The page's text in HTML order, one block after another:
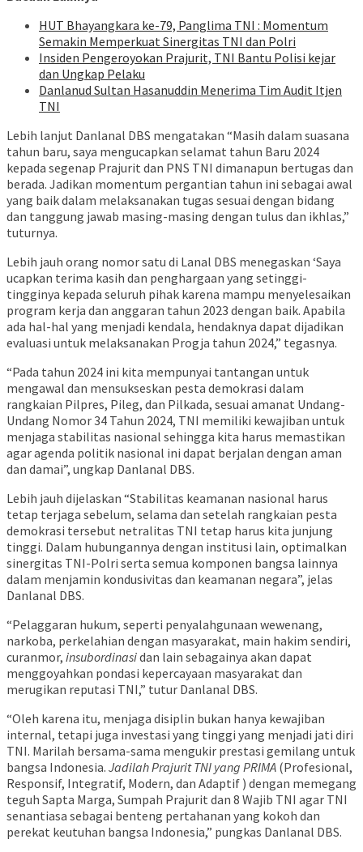
HUT Bhayangkara ke-79, Panglima TNI : Momentum
Semakin Memperkuat Sinergitas TNI dan Polri
Insiden Pengeroyokan Prajurit, TNI Bantu Polisi kejar
dan Ungkap Pelaku
Danlanud Sultan Hasanuddin Menerima Tim Audit Itjen
TNI
Lebih lanjut Danlanal DBS mengatakan “Masih dalam suasana
tahun baru, saya mengucapkan selamat tahun Baru 2024
kepada segenap Prajurit dan PNS TNI dimanapun bertugas dan
berada. Jadikan momentum pergantian tahun ini sebagai awal
yang baik dalam melaksanakan tugas sesuai dengan bidang
dan tanggung jawab masing-masing dengan tulus dan ikhlas,”
tuturnya.
Lebih jauh orang nomor satu di Lanal DBS menegaskan ‘Saya
ucapkan terima kasih dan penghargaan yang setinggi-
tingginya kepada seluruh pihak karena mampu menyelesaikan
program kerja dan anggaran tahun 2023 dengan baik. Apabila
ada hal-hal yang menjadi kendala, hendaknya dapat dijadikan
evaluasi untuk melaksanakan Progja tahun 2024,” tegasnya.
“Pada tahun 2024 ini kita mempunyai tantangan untuk
mengawal dan mensukseskan pesta demokrasi dalam
rangkaian Pilpres, Pileg, dan Pilkada, sesuai amanat Undang-
Undang Nomor 34 Tahun 2024, TNI memiliki kewajiban untuk
menjaga stabilitas nasional sehingga kita harus memastikan
agar agenda politik nasional ini dapat berjalan dengan aman
dan damai”, ungkap Danlanal DBS.
Lebih jauh dijelaskan “Stabilitas keamanan nasional harus
tetap terjaga sebelum, selama dan setelah rangkaian pesta
demokrasi tersebut netralitas TNI tetap harus kita junjung
tinggi. Dalam hubungannya dengan institusi lain, optimalkan
sinergitas TNI-Polri serta semua komponen bangsa lainnya
dalam menjamin kondusivitas dan keamanan negara”, jelas
Danlanal DBS.
“Pelaggaran hukum, seperti penyalahgunaan wewenang,
narkoba, perkelahian dengan masyarakat, main hakim sendiri,
curanmor, insubordinasidan lain sebagainya akan dapat
menggoyahkan pondasi kepercayaan masyarakat dan
merugikan reputasi TNI,” tutur Danlanal DBS.
“Oleh karena itu, menjaga disiplin bukan hanya kewajiban
internal, tetapi juga investasi yang tinggi yang menjadi jati diri
TNI. Marilah bersama-sama mengukir prestasi gemilang untuk
bangsa Indonesia. Jadilah Prajurit TNI yang PRIMA (Profesional,
Responsif, Integratif, Modern, dan Adaptif ) dengan memegang
teguh Sapta Marga, Sumpah Prajurit dan 8 Wajib TNI agar TNI
senantiasa sebagai benteng pertahanan yang kokoh dan
perekat keutuhan bangsa Indonesia,” pungkas Danlanal DBS.